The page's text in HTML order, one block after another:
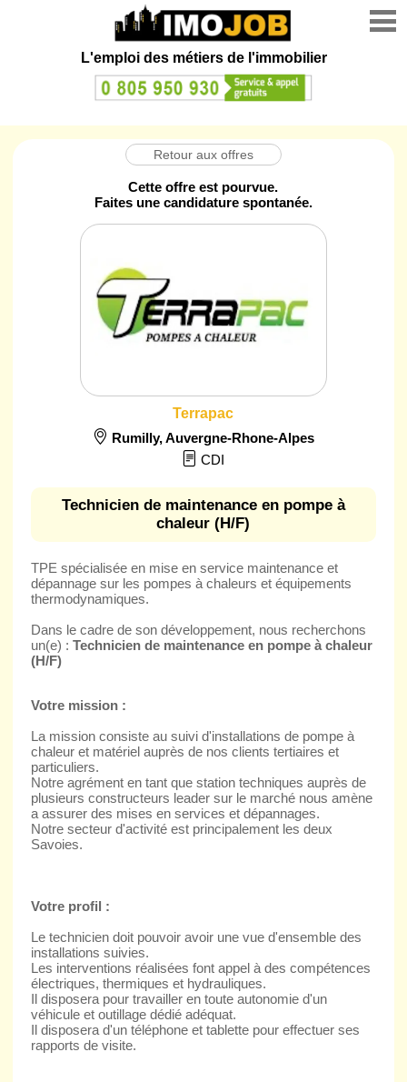
L'emploi des métiers de l'immobilier
Retour aux offres
Cette offre est pourvue.
Faites une candidature spontanée.
Terrapac
Rumilly,Auvergne-Rhone-Alpes
CDI
Technicien de maintenance en pompe à
chaleur (H/F)
TPE spécialisée en mise en service maintenance et
dépannage sur les pompes à chaleurs et équipements
thermodynamiques.
Dans le cadre de son développement, nous recherchons
un(e) : Technicien de maintenance en pompe à chaleur
(H/F)
Votre mission :
La mission consiste au suivi d'installations de pompe à
chaleur et matériel auprès de nos clients tertiaires et
particuliers.
Notre agrément en tant que station techniques auprès de
plusieurs constructeurs leader sur le marché nous amène
a assurer des mises en services et dépannages.
Notre secteur d'activité est principalement les deux
Savoies.
Votre profil :
Le technicien doit pouvoir avoir une vue d'ensemble des
installations suivies.
Les interventions réalisées font appel à des compétences
électriques, thermiques et hydrauliques.
Il disposera pour travailler en toute autonomie d'un
véhicule et outillage dédié adéquat.
Il disposera d'un téléphone et tablette pour effectuer ses
rapports de visite.